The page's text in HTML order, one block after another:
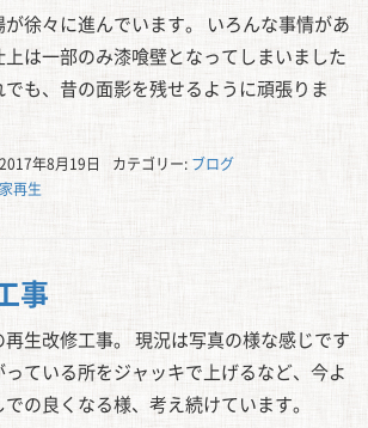
が徐々に進んでいます。 いろんな事情があ
上は一部のみ漆喰壁となってしまいました
でも、昔の面影を残せるように頑張りま
年8月19日 カテゴリー: ブログ
再生
事
生改修工事。 現況は写真の様な感じです
っている所をジャッキで上げるなど、今よ
での良くなる様、考え続けています。